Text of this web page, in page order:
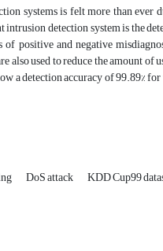
systems is felt more than
detection system is the
of positive and negative
also used to reduce the amount
a detection accuracy of 99.89%
DoS attack KDD Cup99